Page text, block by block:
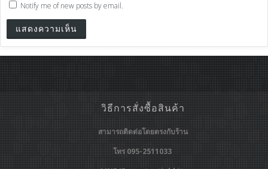
Notify me of new posts by email.
วิธีการสั่งซื้อสินค้า
สามารถติดต่อโดยตรงกับร้าน
โทร 095-2511033